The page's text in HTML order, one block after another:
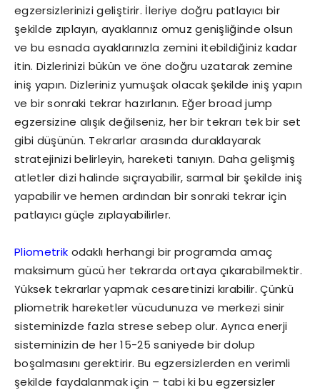
egzersizlerinizi geliştirir. İleriye doğru patlayıcı bir
şekilde zıplayın, ayaklarınız omuz genişliğinde olsun
ve bu esnada ayaklarınızla zemini itebildiğiniz kadar
itin. Dizlerinizi bükün ve öne doğru uzatarak zemine
iniş yapın. Dizleriniz yumuşak olacak şekilde iniş yapın
ve bir sonraki tekrar hazırlanın. Eğer broad jump
egzersizine alışık değilseniz, her bir tekrarı tek bir set
gibi düşünün. Tekrarlar arasında duraklayarak
stratejinizi belirleyin, hareketi tanıyın. Daha gelişmiş
atletler dizi halinde sıçrayabilir, sarmal bir şekilde iniş
yapabilir ve hemen ardından bir sonraki tekrar için
patlayıcı güçle zıplayabilirler.
Pliometrik odaklı herhangi bir programda amaç
maksimum gücü her tekrarda ortaya çıkarabilmektir.
Yüksek tekrarlar yapmak cesaretinizi kırabilir. Çünkü
pliometrik hareketler vücudunuza ve merkezi sinir
sisteminizde fazla strese sebep olur. Ayrıca enerji
sisteminizin de her 15-25 saniyede bir dolup
boşalmasını gerektirir. Bu egzersizlerden en verimli
şekilde faydalanmak için – tabi ki bu egzersizler